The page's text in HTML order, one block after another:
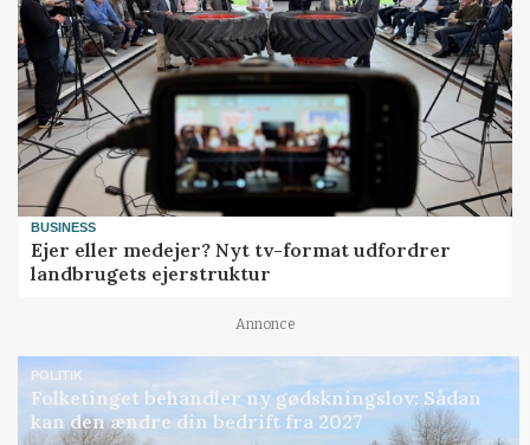
BUSINESS
Ejer eller medejer? Nyt tv-format udfordrer
landbrugets ejerstruktur
Annonce
POLITIK
Folketinget behandler ny gødskningslov: Sådan
kan den ændre din bedrift fra 2027